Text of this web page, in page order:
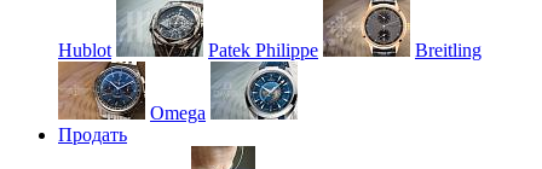
Hublot Patek Philippe Breitling
Omega
Продать